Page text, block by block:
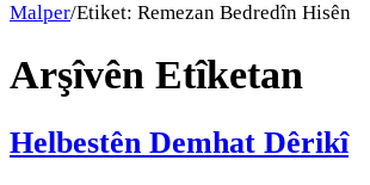
Malper/Etiket: Remezan Bedredîn Hisên
Arşîvên Etîketan
Helbestên Demhat Dêrikî